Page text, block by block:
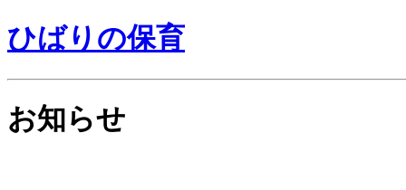
ひばりの保育
お知らせ